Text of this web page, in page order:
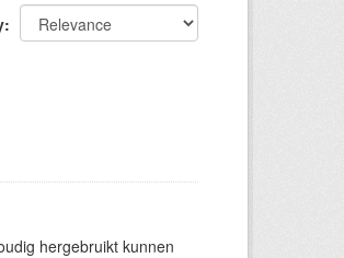
hergebruikt kunnen